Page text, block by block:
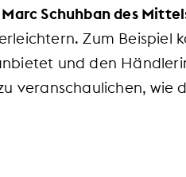
Marc Schuhban des
Zum
und den
veranschaulichen, wie